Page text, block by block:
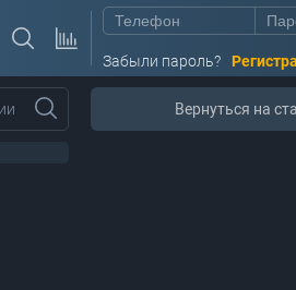
Забыли пароль?
Вернуться на